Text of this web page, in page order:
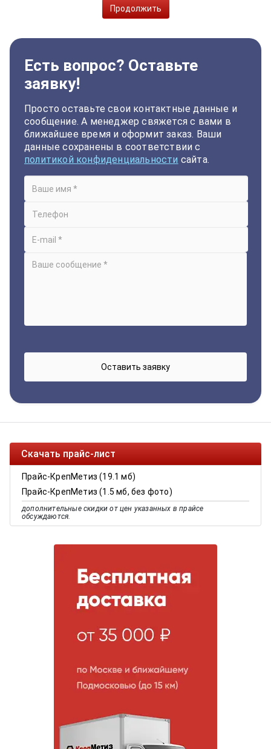
Продолжить
Есть вопрос? Оставьте
заявку!
Просто оставьте свои контактные данные и
сообщение. А менеджер свяжется с вами в
ближайшее время и оформит заказ. Ваши
данные сохранены в соответствии с
политикой конфиденциальности сайта.
Скачать прайс-лист
Прайс-КрепМетиз (19.1 мб)
Прайс-КрепМетиз (1.5 мб, без фото)
дополнительные скидки от цен указанных в прайсе
обсуждаются.